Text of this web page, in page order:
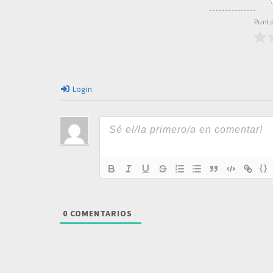
Login
{}
0 COMENTARIOS